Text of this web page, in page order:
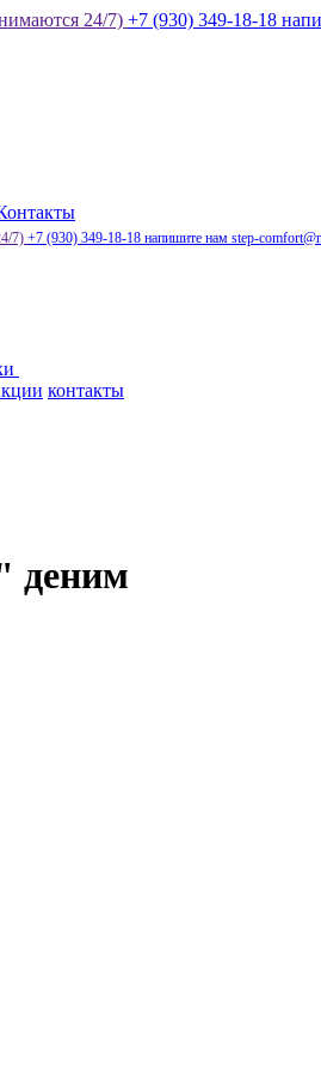
24/7) +7 (930) 349-18-18
7) +7 (930) 349-18-18 напишите нам step-
контакты
деним